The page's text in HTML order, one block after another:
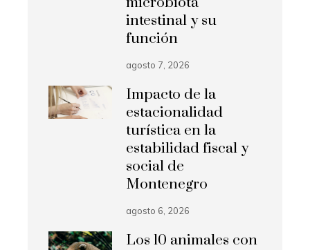
intestinal y su
función
agosto 7, 2026
Impacto de la
estacionalidad
turística en la
estabilidad fiscal y
social de
Montenegro
agosto 6, 2026
Los 10 animales con